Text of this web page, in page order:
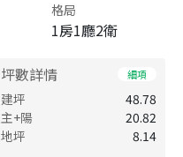
格局
1房1廳2衛
坪數詳情 細項
建坪
48.78
主+陽
20.82
地坪
8.14